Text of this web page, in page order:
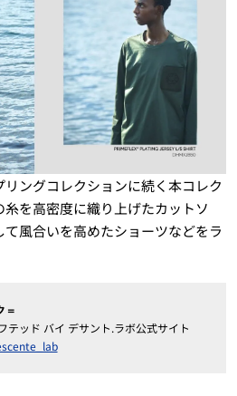
ングコレクションに続く本コレク
を高密度に織り上げたカットソ
風合いを高めたショーツなどをラ
＝
テッド バイ デサント.ラボ公式サイト